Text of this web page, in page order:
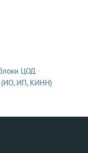
ЦОД ·
(ИО, ИП, КИНН)